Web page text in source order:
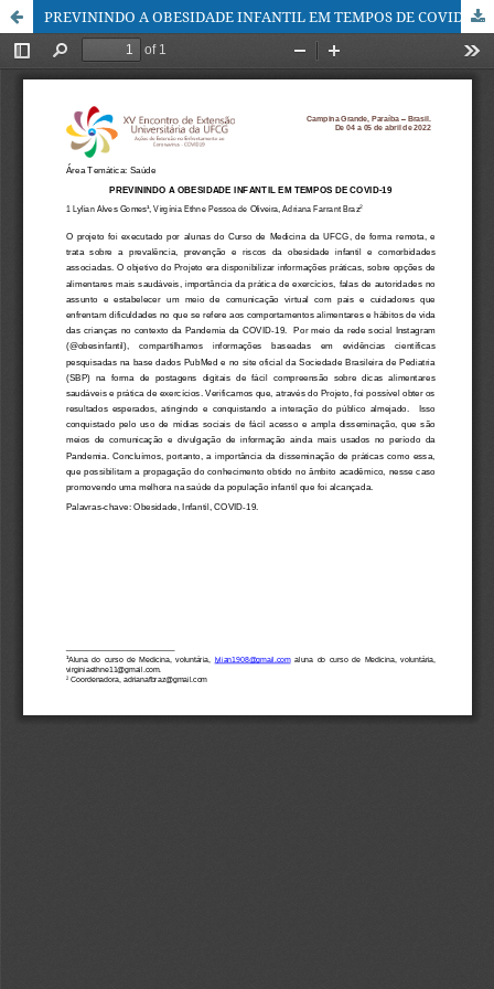
PREVININDO A OBESIDADE INFANTIL EM TEMPOS DE COVID-19